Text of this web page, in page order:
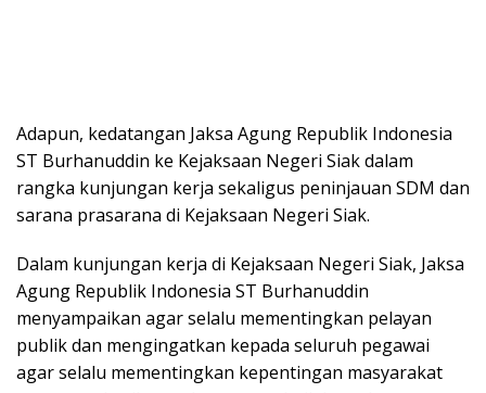
Adapun, kedatangan Jaksa Agung Republik Indonesia
ST Burhanuddin ke Kejaksaan Negeri Siak dalam
rangka kunjungan kerja sekaligus peninjauan SDM dan
sarana prasarana di Kejaksaan Negeri Siak.
Dalam kunjungan kerja di Kejaksaan Negeri Siak, Jaksa
Agung Republik Indonesia ST Burhanuddin
menyampaikan agar selalu mementingkan pelayan
publik dan mengingatkan kepada seluruh pegawai
agar selalu mementingkan kepentingan masyarakat